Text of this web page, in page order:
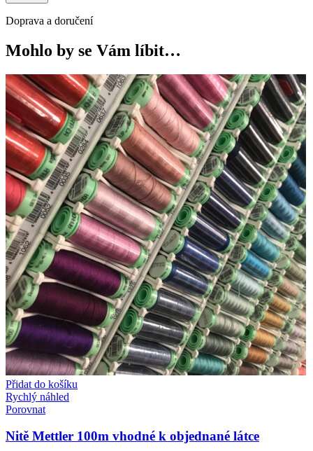
Doprava a doručení
Mohlo by se Vám líbit…
Přidat do košíku
Rychlý náhled
Porovnat
Nitě Mettler 100m vhodné k objednané látce